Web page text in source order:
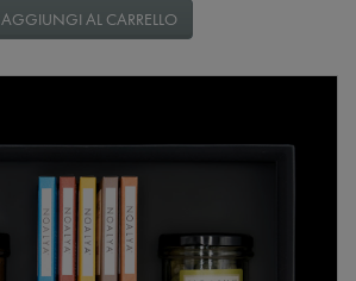
AGGIUNGI AL CARRELLO